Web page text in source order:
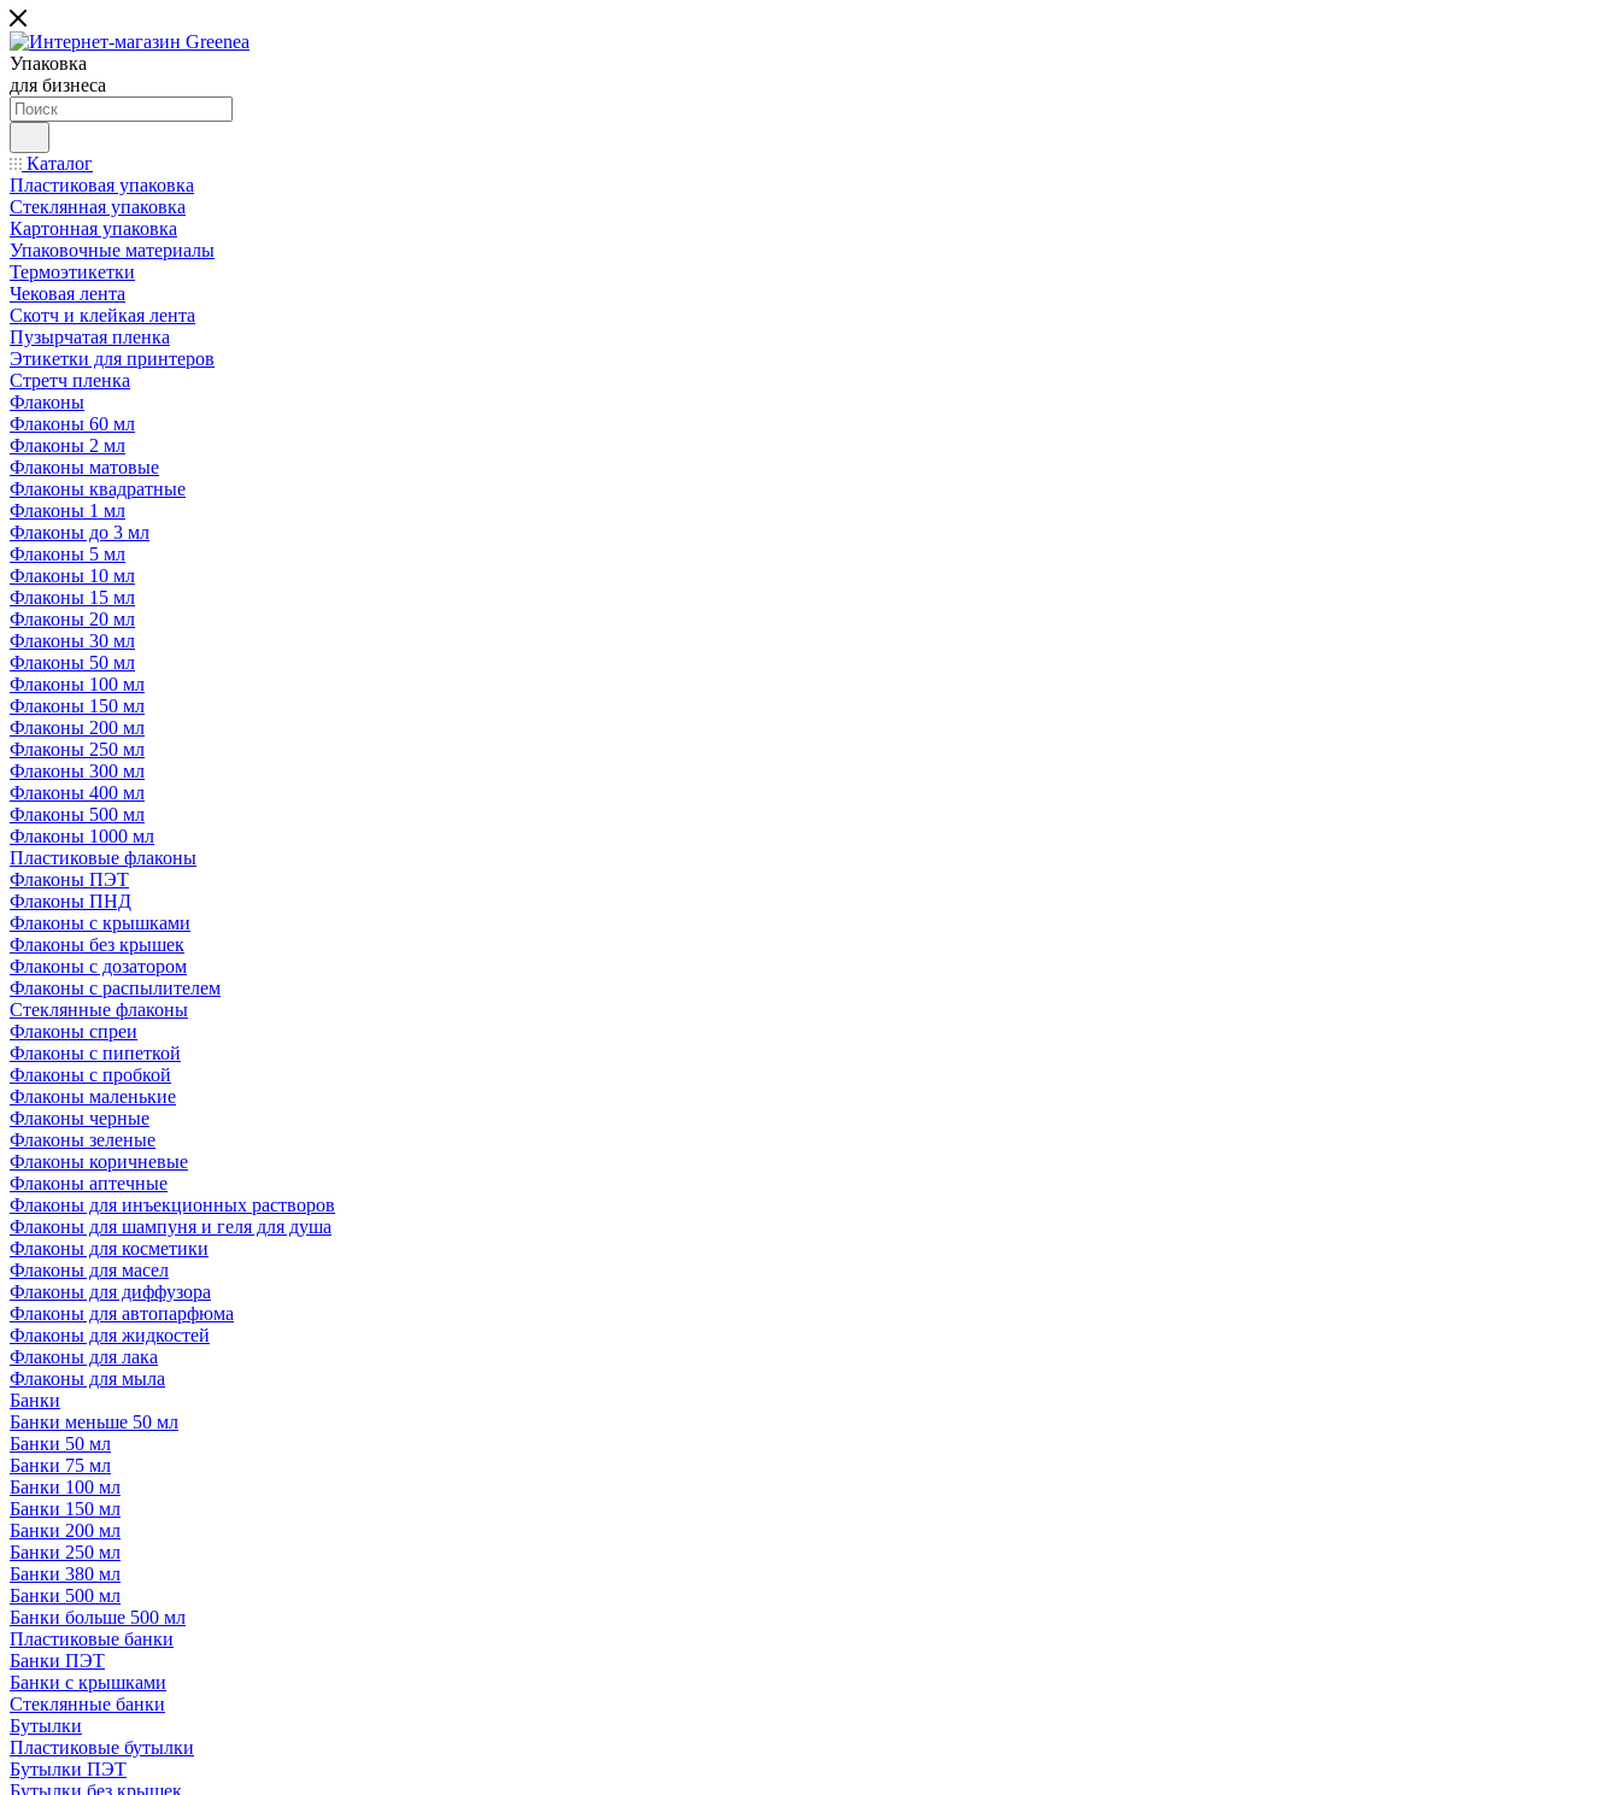
Упаковка
для бизнеса
Каталог
Пластиковая упаковка
Стеклянная упаковка
Картонная упаковка
Упаковочные материалы
Термоэтикетки
Чековая лента
Скотч и клейкая лента
Пузырчатая пленка
Этикетки для принтеров
Стретч пленка
Флаконы
Флаконы 60 мл
Флаконы 2 мл
Флаконы матовые
Флаконы квадратные
Флаконы 1 мл
Флаконы до 3 мл
Флаконы 5 мл
Флаконы 10 мл
Флаконы 15 мл
Флаконы 20 мл
Флаконы 30 мл
Флаконы 50 мл
Флаконы 100 мл
Флаконы 150 мл
Флаконы 200 мл
Флаконы 250 мл
Флаконы 300 мл
Флаконы 400 мл
Флаконы 500 мл
Флаконы 1000 мл
Пластиковые флаконы
Флаконы ПЭТ
Флаконы ПНД
Флаконы с крышками
Флаконы без крышек
Флаконы с дозатором
Флаконы с распылителем
Стеклянные флаконы
Флаконы cпреи
Флаконы с пипеткой
Флаконы с пробкой
Флаконы маленькие
Флаконы черные
Флаконы зеленые
Флаконы коричневые
Флаконы аптечные
Флаконы для инъекционных растворов
Флаконы для шампуня и геля для душа
Флаконы для косметики
Флаконы для масел
Флаконы для диффузора
Флаконы для автопарфюма
Флаконы для жидкостей
Флаконы для лака
Флаконы для мыла
Банки
Банки меньше 50 мл
Банки 50 мл
Банки 75 мл
Банки 100 мл
Банки 150 мл
Банки 200 мл
Банки 250 мл
Банки 380 мл
Банки 500 мл
Банки больше 500 мл
Пластиковые банки
Банки ПЭТ
Банки с крышками
Стеклянные банки
Бутылки
Пластиковые бутылки
Бутылки ПЭТ
Бутылки без крышек